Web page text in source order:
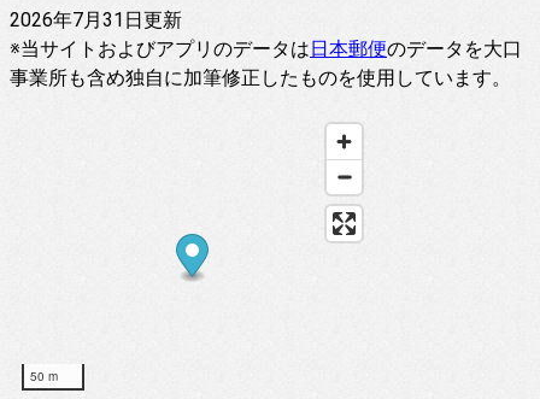
2026年7月31日更新
※当サイトおよびアプリのデータは日本郵便のデータを大口
事業所も含め独自に加筆修正したものを使用しています。
50 m